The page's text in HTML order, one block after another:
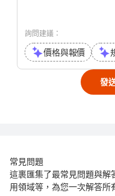
詢問建議：
價格與報價
發
常見問題
這裹匯集了最常見問題與解
用領域等，為您一次解答所